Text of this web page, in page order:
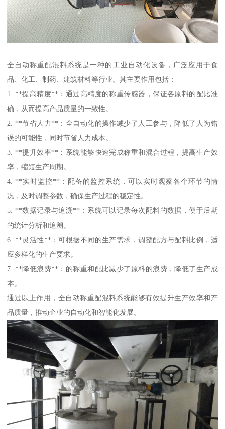
全自动称重配混料系统是一种的工业自动化设备，广泛应用于食
品、化工、制药、建筑材料等行业。其主要作用包括：
1. **提高精度**：通过高精度的称重传感器，保证各原料的配比准
确，从而提高产品质量的一致性。
2. **节省人力**：全自动化的操作减少了人工参与，降低了人为错
误的可能性，同时节省人力成本。
3. **提升效率**：系统能够快速完成称重和混合过程，提高生产效
率，缩短生产周期。
4. **实时监控**：配备的监控系统，可以实时观察各个环节的情
况，及时调整参数，确保生产过程的稳定性。
5. **数据记录与追溯**：系统可以记录每次配料的数据，便于后期
的统计分析和追溯。
6. **灵活性**：可根据不同的生产需求，调整配方与配料比例，适
应多样化的生产要求。
7. **降低浪费**：的称重和配比减少了原料的浪费，降低了生产成
本。
通过以上作用，全自动称重配混料系统能够有效提升生产效率和产
品质量，推动企业的自动化和智能化发展。